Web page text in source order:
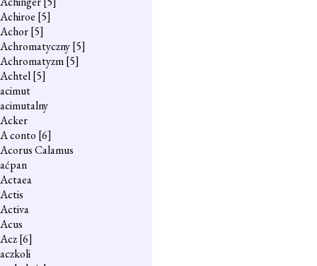
Achiroe [5]
Achor[5]
Achromatyczny[5]
Achromatyzm[5]
Achtel[5]
acimut
acimutalny
Acker
A conto [6]
Acorus Calamus
aćpan
Actaea
Actis
Activa
Acus
Acz[6]
aczkoli